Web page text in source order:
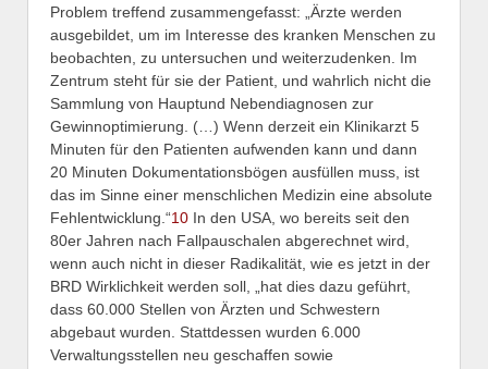
Problem treffend zusammengefasst: „Ärzte werden
ausgebildet, um im Interesse des kranken Menschen zu
beobachten, zu untersuchen und weiterzudenken. Im
Zentrum steht für sie der Patient, und wahrlich nicht die
Sammlung von Hauptund Nebendiagnosen zur
Gewinnoptimierung. (…) Wenn derzeit ein Klinikarzt 5
Minuten für den Patienten aufwenden kann und dann
20 Minuten Dokumentationsbögen ausfüllen muss, ist
das im Sinne einer menschlichen Medizin eine absolute
Fehlentwicklung.“10 In den USA, wo bereits seit den
80er Jahren nach Fallpauschalen abgerechnet wird,
wenn auch nicht in dieser Radikalität, wie es jetzt in der
BRD Wirklichkeit werden soll, „hat dies dazu geführt,
dass 60.000 Stellen von Ärzten und Schwestern
abgebaut wurden. Stattdessen wurden 6.000
Verwaltungsstellen neu geschaffen sowie